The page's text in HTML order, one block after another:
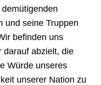
und seine Truppen
befinden uns
darauf abzielt, die
Würde unseres
unserer Nation zu